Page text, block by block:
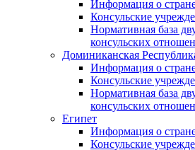
Информация о
Консульские
Нормативная база
консульских
Доминиканская
Информация о
Консульские
Нормативная база
консульских
Египет
Информация о
Консульские